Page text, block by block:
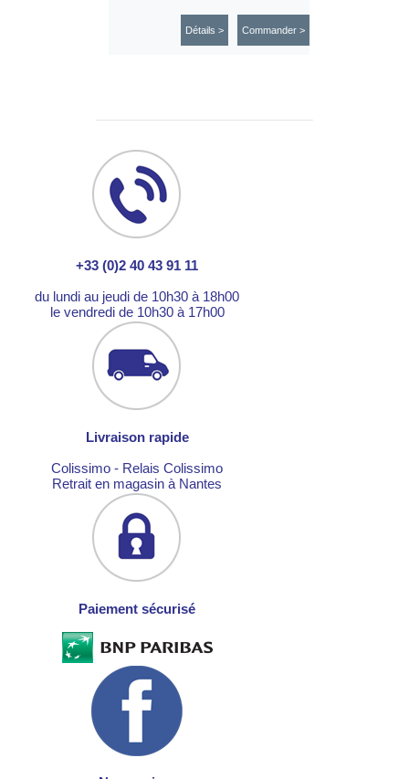
Commander >
Détails >
+33 (0)2 40 43 91 11
du lundi au jeudi de 10h30 à 18h00
le vendredi de 10h30 à 17h00
Livraison rapide
Colissimo - Relais Colissimo
Retrait en magasin à Nantes
Paiement sécurisé